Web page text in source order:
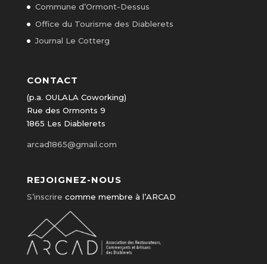
Commune d’Ormont-Dessus
Office du Tourisme des Diablerets
Journal Le Cotterg
CONTACT
(p.a. OULALA Coworking)
Rue des Ormonts 9
1865 Les Diablerets
arcad1865@gmail.com
REJOIGNEZ-NOUS
S’inscrire comme membre à l’ARCAD